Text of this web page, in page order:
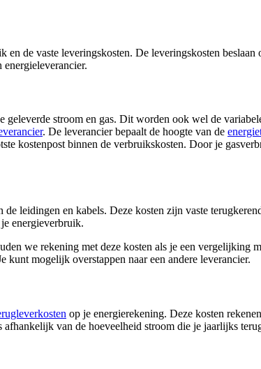
en de vaste leveringskosten. De leveringskosten
stroom en gas. Dit worden ook wel de
. De leverancier bepaalt de hoogte van de
kostenpost binnen de verbruikskosten. Door je
leidingen en kabels. Deze kosten zijn vaste
energieverbruik.
we rekening met deze kosten als je een vergelijking
kunt mogelijk overstappen naar een andere leverancier.
op je energierekening. Deze kosten
van de hoeveelheid stroom die je jaarlijks